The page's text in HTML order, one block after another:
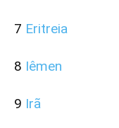
7 Eritreia
8 Iêmen
9 Irã